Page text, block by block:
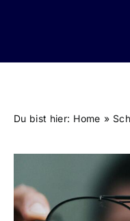
Du bist hier: Home